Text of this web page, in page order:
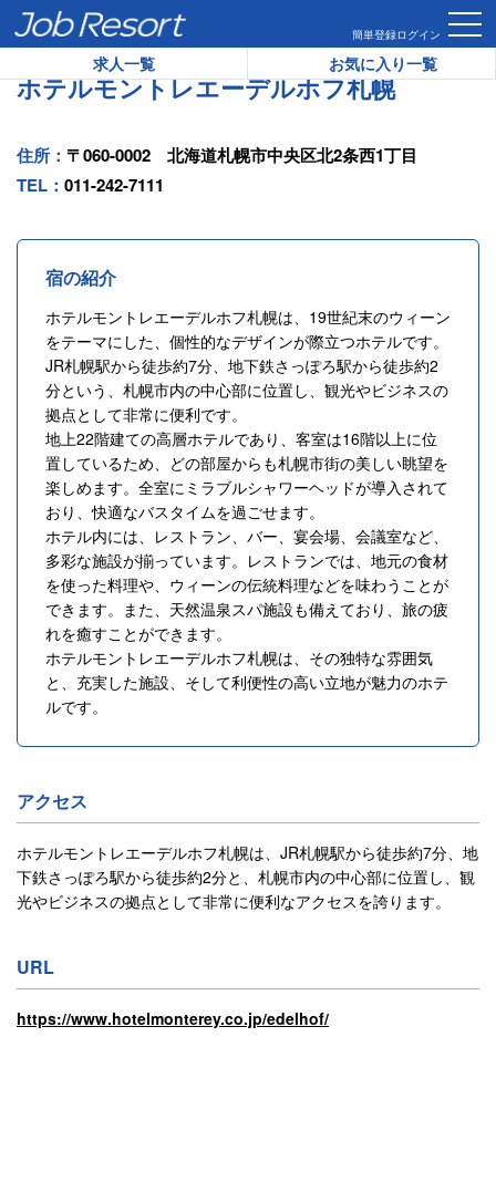
簡単登録ログイン
求人一覧 お気に入り一覧
HOME ホテル一覧
ホテルモントレエーデルホフ札幌
住所： 〒060-0002 北海道札幌市中央区北2条西1丁目
TEL： 011-242-7111
宿の紹介
ホテルモントレエーデルホフ札幌は、19世紀末のウィーン
をテーマにした、個性的なデザインが際立つホテルです。
JR札幌駅から徒歩約7分、地下鉄さっぽろ駅から徒歩約2
分という、札幌市内の中心部に位置し、観光やビジネスの
拠点として非常に便利です。
地上22階建ての高層ホテルであり、客室は16階以上に位
置しているため、どの部屋からも札幌市街の美しい眺望を
楽しめます。全室にミラブルシャワーヘッドが導入されて
おり、快適なバスタイムを過ごせます。
ホテル内には、レストラン、バー、宴会場、会議室など、
多彩な施設が揃っています。レストランでは、地元の食材
を使った料理や、ウィーンの伝統料理などを味わうことが
できます。また、天然温泉スパ施設も備えており、旅の疲
れを癒すことができます。
ホテルモントレエーデルホフ札幌は、その独特な雰囲気
と、充実した施設、そして利便性の高い立地が魅力のホテ
ルです。
アクセス
ホテルモントレエーデルホフ札幌は、JR札幌駅から徒歩約7分、地
下鉄さっぽろ駅から徒歩約2分と、札幌市内の中心部に位置し、観
光やビジネスの拠点として非常に便利なアクセスを誇ります。
URL
https://www.hotelmonterey.co.jp/edelhof/